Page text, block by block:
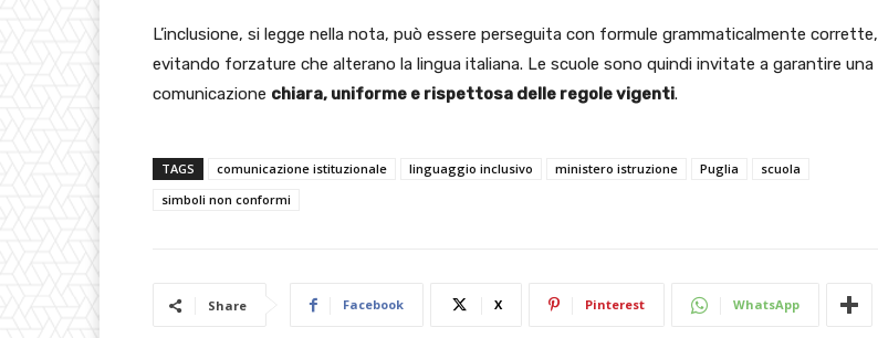
L’inclusione, si legge nella nota, può essere perseguita con formule grammaticalmente corrette,
evitando forzature che alterano la lingua italiana. Le scuole sono quindi invitate a garantire una
comunicazione chiara, uniforme e rispettosa delle regole vigenti.
TAGS comunicazione istituzionale linguaggio inclusivo ministero istruzione Puglia
scuola
simboli non conformi
Share Facebook X Pinterest WhatsApp